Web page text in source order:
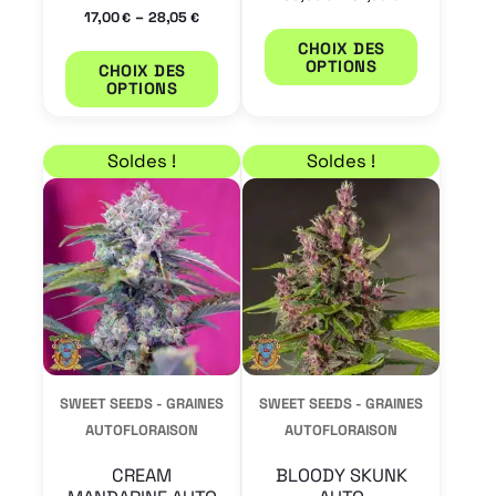
17,00€ – 28,05€
CHOIX DES
OPTIONS
CHOIX DES
OPTIONS
page
du
Soldes !
SWEET SEEDS - GRAINES
AUTOFLORAISON
CREAM
Plage de prix : 23,80 € à 39,10 €
Ce
produit
plusieurs
variations.
Les
options
peuvent
Soldes !
SWEET SEEDS - GRAINES
AUTOFLORAISON
BLOODY SKUNK
Plage de prix :
Ce
produit
Les
options
peuvent